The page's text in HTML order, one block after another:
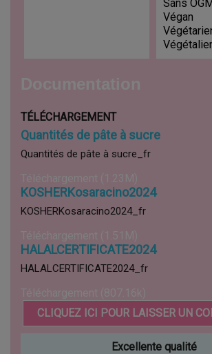
Sans
Végan
TÉLÉCHARGEMENT
Quantités de pâte à sucre
Quantités de pâte à sucre_fr
KOSHERKosaracino2024
KOSHERKosaracino2024_fr
HALALCERTIFICATE2024
HALALCERTIFICATE2024_fr
CLIQUEZ ICI POUR LAISSER UN
Excellente qualité